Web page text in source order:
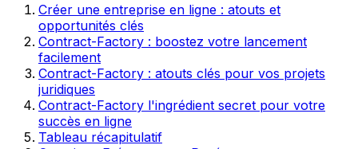
Créer une entreprise en ligne : atouts et
opportunités clés
Contract-Factory : boostez votre lancement
facilement
Contract-Factory : atouts clés pour vos projets
juridiques
Contract-Factory l'ingrédient secret pour votre
succès en ligne
Tableau récapitulatif